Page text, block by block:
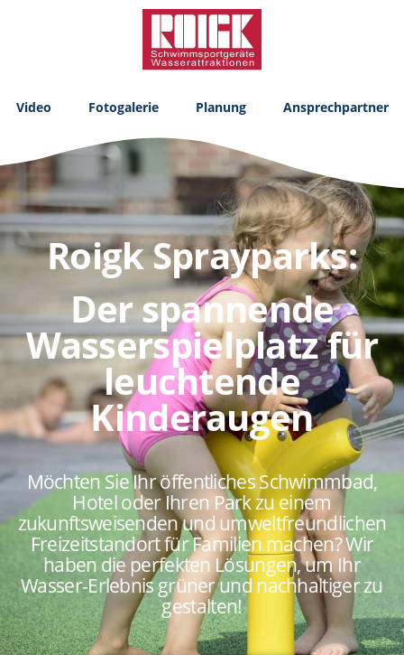
Video Fotogalerie Planung Ansprechpartner
Roigk Sprayparks:
Der spannende
Wasserspielplatz für
leuchtende
Kinderaugen
Möchten Sie Ihr öffentliches Schwimmbad,
Hotel oder Ihren Park zu einem
zukunftsweisenden und umweltfreundlichen
Freizeitstandort für Familien machen? Wir
haben die perfekten Lösungen, um Ihr
Wasser-Erlebnis grüner und nachhaltiger zu
gestalten!